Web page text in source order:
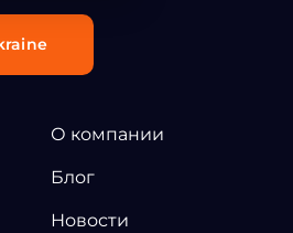
О компании
Блог
Новости